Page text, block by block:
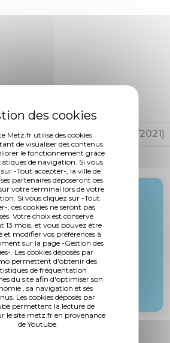
Metz.fr utilise des cookies
de visualiser des contenus
le fonctionnement grâce
de navigation. Si vous
-Tout accepter-, la ville de
partenaires déposeront ces
votre terminal lors de votre
Si vous cliquez sur -Tout
, ces cookies ne seront pas
Votre choix est conservé
13 mois, et vous pouvez être
et modifier vos préférences à
sur la page -Gestion des
. Les cookies déposés par
permettent d'obtenir des
de fréquentation
du site afin d'optimiser son
, sa navigation et ses
Les cookies déposés par
permettent la lecture de
le site metz.fr en provenance
de Youtube.
11 (475,57 ko, publié le 07/01/2021)
Rapporteur :
M. Husson